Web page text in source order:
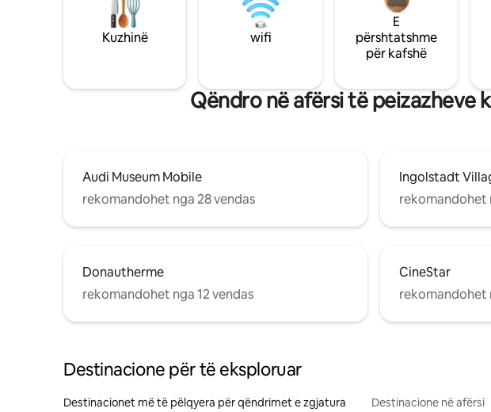
Kuzhinë wifi
E
përshtatshme
për kafshë
Qëndro në afërsi të peizazheve
Audi Museum Mobile
rekomandohet nga 28 vendas
Ingolstadt
rekomandohet
Donautherme
rekomandohet nga 12 vendas
CineStar
rekomandohet
Destinacione për të eksploruar
Destinacionet më të pëlqyera për qëndrimet e zgjatura Destinacione në afërsi